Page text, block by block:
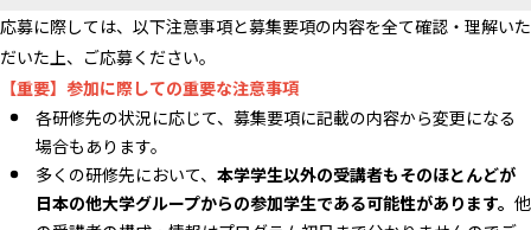
応募に際しては、以下注意事項と募集要項の内容を全て確認・理解いた
だいた上、ご応募ください。
【重要】参加に際しての重要な注意事項
各研修先の状況に応じて、募集要項に記載の内容から変更になる
場合もあります。
多くの研修先において、 本学学生以外の受講者もそのほとんどが
日本の他大学グループからの参加学生である可能性があります。 他